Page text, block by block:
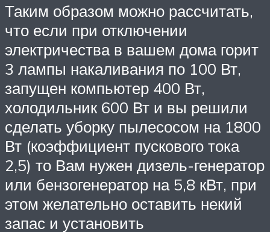
Таким образом можно рассчитать,
что если при отключении
электричества в вашем дома горит
3 лампы накаливания по 100 Вт,
запущен компьютер 400 Вт,
холодильник 600 Вт и вы решили
сделать уборку пылесосом на 1800
Вт (коэффициент пускового тока
2,5) то Вам нужен дизель-генератор
или бензогенератор на 5,8 кВт, при
этом желательно оставить некий
запас и установить